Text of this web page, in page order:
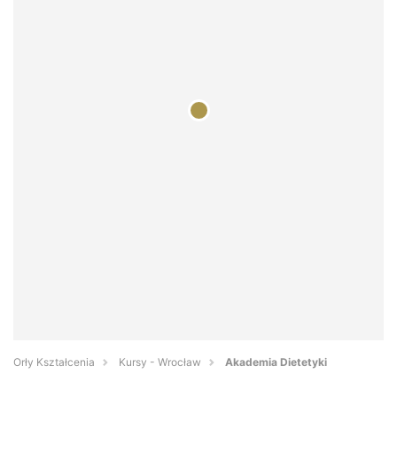
Orły Kształcenia Kursy - Wrocław Akademia Dietetyki